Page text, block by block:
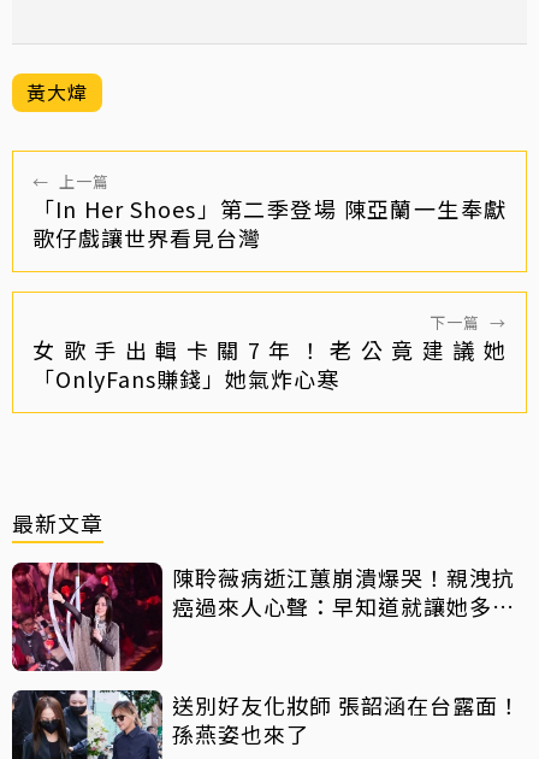
黃大煒
← 上一篇
「In Her Shoes」第二季登場 陳亞蘭一生奉獻
歌仔戲讓世界看見台灣
下一篇 →
女歌手出輯卡關7年！老公竟建議她
「OnlyFans賺錢」她氣炸心寒
最新文章
陳聆薇病逝江蕙崩潰爆哭！親洩抗
癌過來人心聲：早知道就讓她多化
送別好友化妝師 張韶涵在台露面！
孫燕姿也來了